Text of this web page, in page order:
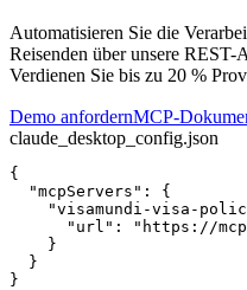
Automatisieren Sie die
Reisenden über unsere
Verdienen Sie bis zu 20 %
Demo anfordernMCP-
claude_desktop_config.json
{
"mcpServers" : {
"visamundi-visa-
"url" :
"https://
}
}
}